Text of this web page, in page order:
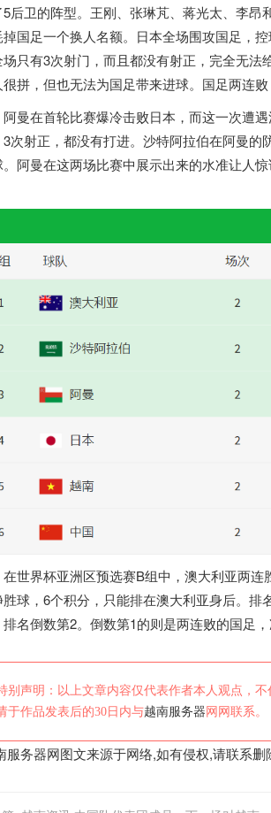
后卫的阵型。王刚、张琳芃、蒋光太、李昂
国足一个换人名额。日本全场围攻国足，
只有3次射门，而且都没有射正，完全无
拼，但也无法为国足带来进球。国足两连
阿曼在首轮比赛爆冷击败日本，而这一次遭
3次射正，都没有打进。沙特阿拉伯在阿曼
阿曼在这两场比赛中展示出来的水准让人
在世界杯亚洲区预选赛B组中，澳大利亚两
球，6个积分，只能排在澳大利亚身后。排
名倒数第2。倒数第1的则是两连败的国足
别声明：以上文章内容仅代表作者本人观点，不
于作品发表后的30日内与越南服务器 网网联系。
服务器网图文来源于网络,如有侵权,请联系删